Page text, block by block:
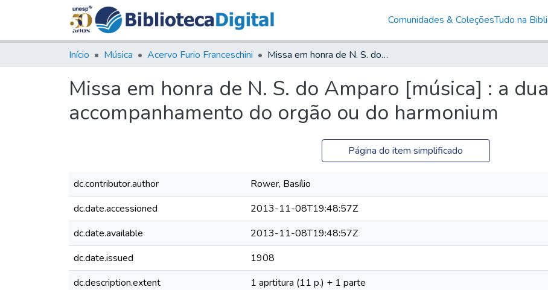
Comunidades & ColeçõesTudo na
Início Música Acervo Furio Franceschini Missa em honra de N. S. do Amparo [música] : a duas vozes iguaes com accompanhamento do orgão ou do harmonium
Missa em honra de N. S. do Amparo [música] : a
accompanhamento do orgão ou do harmonium
Página do item simplificado
dc.contributor.author
Rower, Basílio
dc.date.accessioned
2013-11-08T19:48:57Z
dc.date.available
2013-11-08T19:48:57Z
dc.date.issued
1908
dc.description.extent
1 aprtitura (11 p.) + 1 parte